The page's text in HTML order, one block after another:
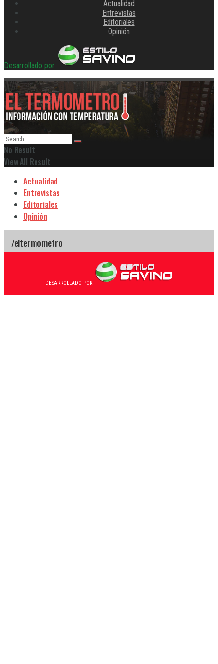
Actualidad
Entrevistas
Editoriales
Opinión
Desarrollado por
No Result
View All Result
Actualidad
Entrevistas
Editoriales
Opinión
DESARROLLADO POR